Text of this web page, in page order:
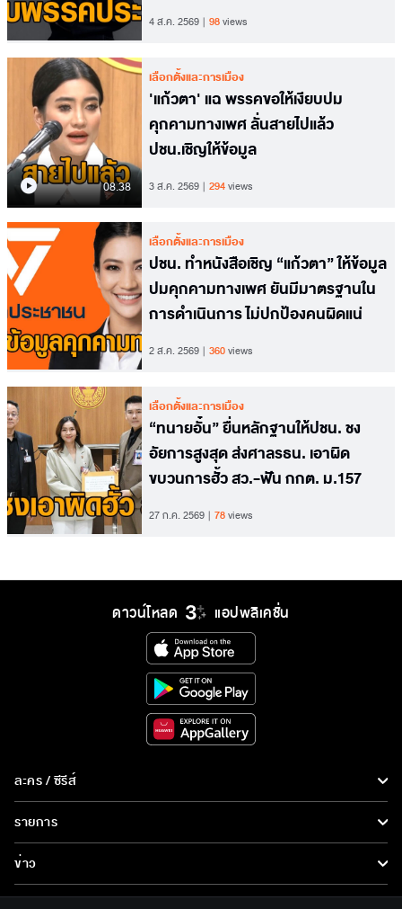
4 ส.ค. 2569 98views
08.38
เลือกตั้งและการเมือง
'แก้วตา' แฉ พรรคขอให้เงียบปม
คุกคามทางเพศ ลั่นสายไปแล้ว
ปชน.เชิญให้ข้อมูล
3 ส.ค. 2569 294views
เลือกตั้งและการเมือง
ปชน. ทำหนังสือเชิญ “แก้วตา” ให้ข้อมูล
ปมคุกคามทางเพศ ยันมีมาตรฐานใน
การดำเนินการ ไม่ปกป้องคนผิดแน่
2 ส.ค. 2569 360views
เลือกตั้งและการเมือง
“ทนายอั๋น” ยื่นหลักฐานให้ปชน. ชง
อัยการสูงสุด ส่งศาลรธน. เอาผิด
ขบวนการฮั้ว สว.-ฟัน กกต. ม.157
27 ก.ค. 2569 78views
ดาวน์โหลด แอปพลิเคชั่น
ละคร / ซีรีส์
ซีรีส์นานาชาติ
การ์ตูน & เกม
รายการ
ข่าว